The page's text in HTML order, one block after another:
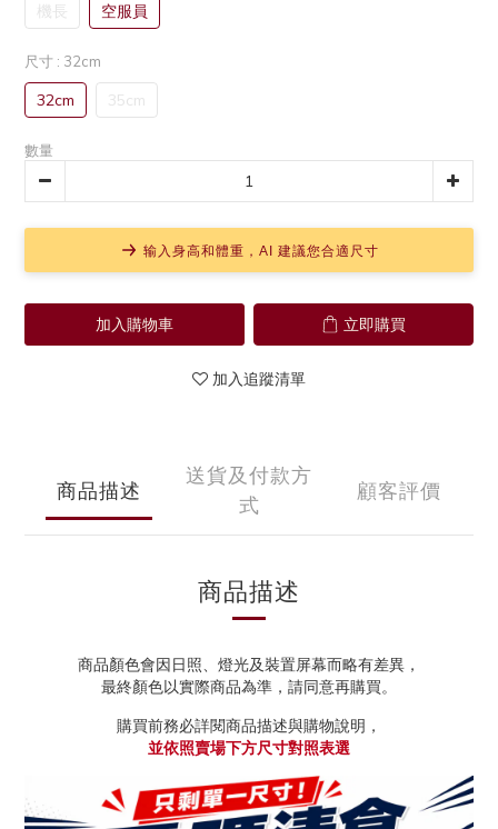
機長 空服員
尺寸 : 32cm
32cm 35cm
數量
输入身高和體重，AI 建議您合適尺寸
加入購物車 立即購買
加入追蹤清單
商品描述
送貨及付款方
式
顧客評價
商品描述
商品顏色會因日照、燈光及裝置屏幕而略有差異，
最終顏色以實際商品為準，請同意再購買。
購買前務必詳閱商品描述與購物說明，
並依照賣場下方尺寸對照表選